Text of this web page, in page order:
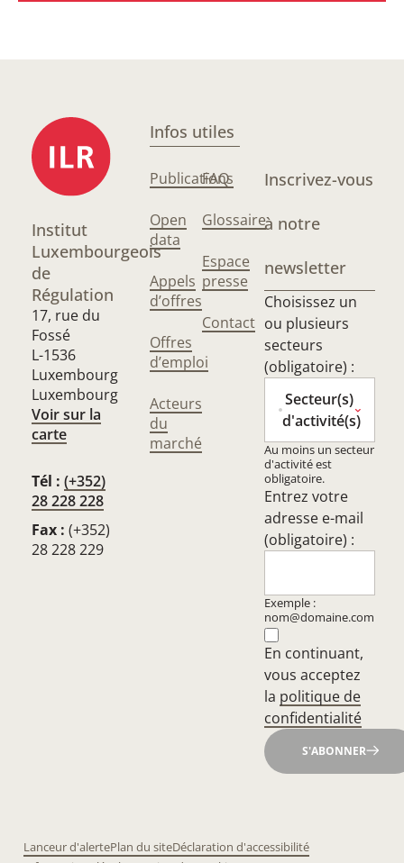
Institut
Luxembourgeois
de
Régulation
17, rue du
Fossé
L-1536
Luxembourg
Luxembourg
Voir sur la
carte
Tél : (+352)
28 228 228
Fax : (+352)
28 228 229
Infos utiles
Publications
Open
data
Appels
d’offres
Offres
d’emploi
Acteurs
du
marché
FAQ
Glossaire
Espace
presse
Contact
Inscrivez-vous
à notre
newsletter
Choisissez un
ou plusieurs
secteurs
(obligatoire) :
Secteur(s)
d'activité(s)
Au moins un secteur
d'activité est
obligatoire.
Entrez votre
adresse e-mail
(obligatoire) :
Exemple :
nom@domaine.com
En continuant,
vous acceptez
la politique de
confidentialité
S'ABONNER
Lanceur d'alertePlan du siteDéclaration d'accessibilité